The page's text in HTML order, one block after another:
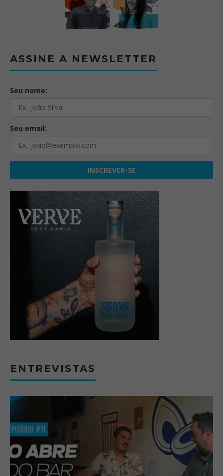
ASSINE A NEWSLETTER
Seu nome:
Seu email:
ENTREVISTAS